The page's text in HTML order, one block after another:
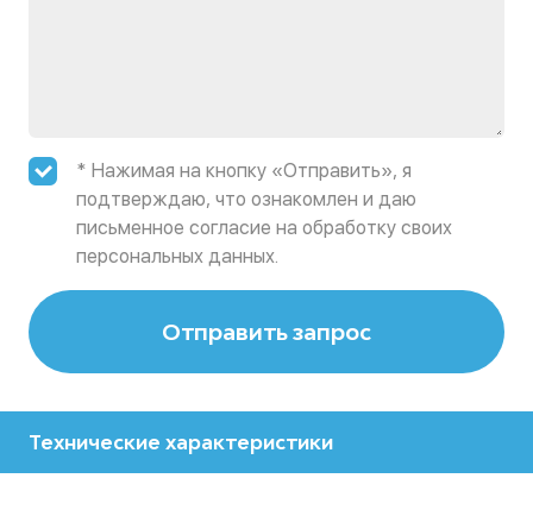
* Нажимая на кнопку «Отправить», я
подтверждаю, что ознакомлен и даю
письменное согласие на обработку своих
персональных данных.
Отправить запрос
Технические характеристики